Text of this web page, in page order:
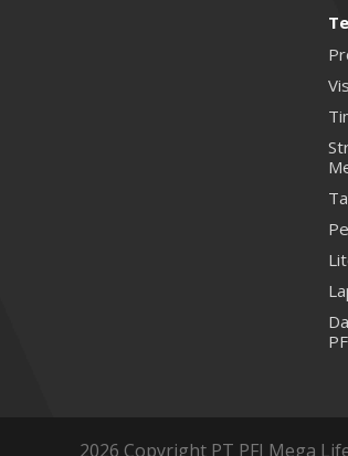
2026 Copyright PT PFI Mega